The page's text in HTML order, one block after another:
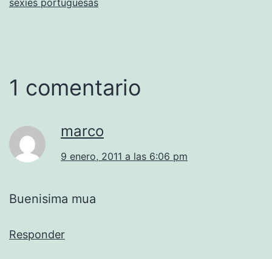
1 comentario
marco
9 enero, 2011 a las 6:06 pm
Buenisima mua
Responder